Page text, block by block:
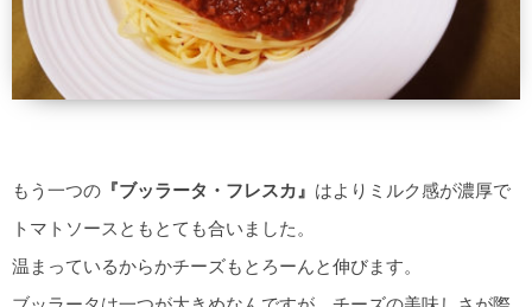
もう一つの 『ブッラータ・フレスカ』 はよりミルク感が濃厚で
トマトソースともとても合いました。
温まっているからかチーズもとろーんと伸びます。